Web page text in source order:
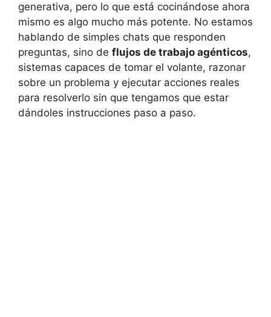
generativa, pero lo que está cocinándose ahora
mismo es algo mucho más potente. No estamos
hablando de simples chats que responden
preguntas, sino de flujos de trabajo agénticos,
sistemas capaces de tomar el volante, razonar
sobre un problema y ejecutar acciones reales
para resolverlo sin que tengamos que estar
dándoles instrucciones paso a paso.